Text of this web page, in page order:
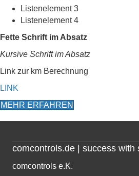
Listenelement 3
Listenelement 4
Fette Schrift im Absatz
Kursive Schrift im Absatz
Link zur km Berechnung
LINK
MEHR ERFAHREN
comcontrols.de | success with
comcontrols e.K.